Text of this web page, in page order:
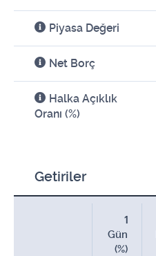
Piyasa Değeri
Net Borç
Halka Açıklık
Oranı (%)
Getiriler
1
Gün
(%)